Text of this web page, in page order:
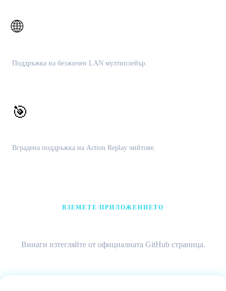
🌐
Поддръжка на безжичен LAN мултиплейър.
🎯
Вградена поддръжка на Action Replay чийтове.
ВЗЕМЕТЕ ПРИЛОЖЕНИЕТО
Винаги изтегляйте от официалната GitHub страница.